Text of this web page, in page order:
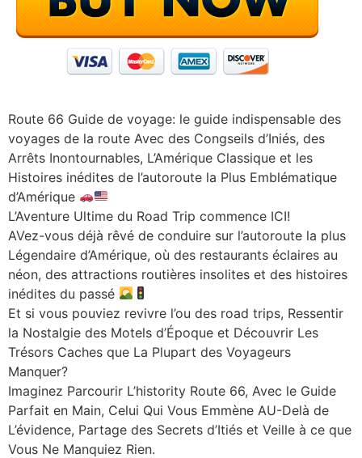
Route 66 Guide de voyage: le guide indispensable des
voyages de la route Avec des Congseils d’Iniés, des
Arrêts Inontournables, L’Amérique Classique et les
Histoires inédites de l’autoroute la Plus Emblématique
d’Amérique
L’Aventure Ultime du Road Trip commence ICI!
AVez-vous déjà rêvé de conduire sur l’autoroute la plus
Légendaire d’Amérique, où des restaurants éclaires au
néon, des attractions routières insolites et des histoires
inédites du passé
Et si vous pouviez revivre l’ou des road trips, Ressentir
la Nostalgie des Motels d’Époque et Découvrir Les
Trésors Caches que La Plupart des Voyageurs
Manquer?
Imaginez Parcourir L’histority Route 66, Avec le Guide
Parfait en Main, Celui Qui Vous Emmène AU-Delà de
L’évidence, Partage des Secrets d’Itiés et Veille à ce que
Vous Ne Manquiez Rien.